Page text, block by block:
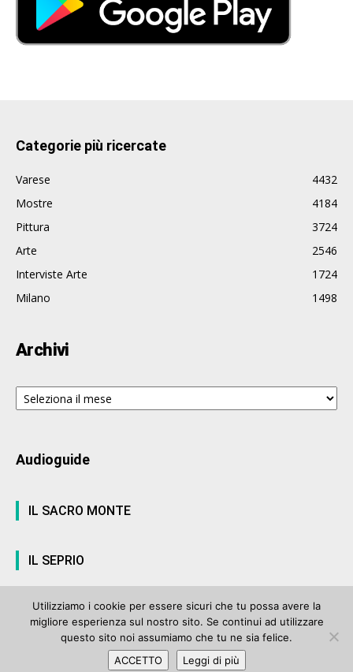
Categorie più ricercate
Varese
4432
Mostre
4184
Pittura
3724
Arte
2546
Interviste Arte
1724
Milano
1498
Archivi
Archivi
Audioguide
IL SACRO MONTE
IL SEPRIO
© ArteVarese.com by Wtv S.r.l.- © 2007 - P.I. 03063680122 Iscrizione n°
906 del Registro Stampa del Tribunale di Varese del 17 luglio 2006 |
Privacy Policy
Utilizziamo i cookie per essere sicuri che tu possa avere la
migliore esperienza sul nostro sito. Se continui ad utilizzare
questo sito noi assumiamo che tu ne sia felice.
ACCETTO
Leggi di più